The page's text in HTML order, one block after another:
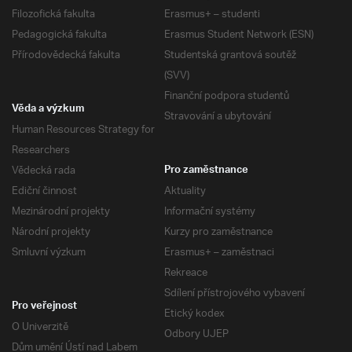
Filozofická fakulta
Pedagogická fakulta
Přírodovědecká fakulta
Erasmus+ – studenti
Erasmus Student Network (ESN)
Studentská grantová soutěž
(SVV)
Finanční podpora studentů
Stravování a ubytování
Věda a výzkum
Human Resources Strategy for
Researchers
Vědecká rada
Ediční činnost
Mezinárodní projekty
Národní projekty
Smluvní výzkum
Pro zaměstnance
Aktuality
Informační systémy
Kurzy pro zaměstnance
Erasmus+ – zaměstnaci
Rekreace
Sdílení přístrojového vybavení
Etický kodex
Odbory UJEP
Pro veřejnost
O Univerzitě